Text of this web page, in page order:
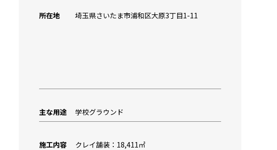
所在地 埼玉県さいたま市浦和区大原3丁目1-11
主な用途 学校グラウンド
施工内容
クレイ舗装：18,411㎡